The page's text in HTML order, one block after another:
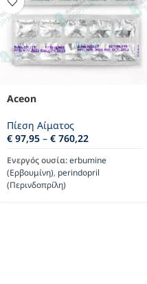
Aceon
Πίεση Αίματος
€ 97,95 – € 760,22
Ενεργός ουσία:erbumine
(Ερβουμίνη), perindopril
(Περινδοπρίλη)